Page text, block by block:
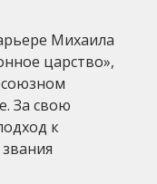
Михаила
царство»,
За свою
к